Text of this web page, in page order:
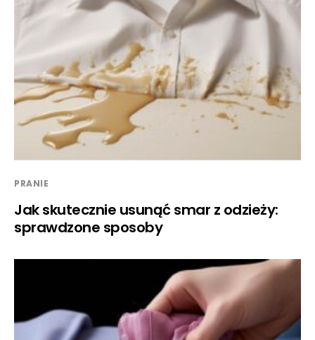
PRANIE
Jak skutecznie usunąć smar z odzieży:
sprawdzone sposoby